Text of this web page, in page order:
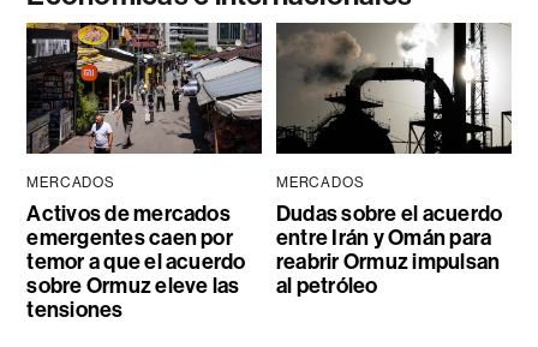
MERCADOS
Activos de mercados
emergentes caen por
temor a que el acuerdo
sobre Ormuz eleve las
tensiones
MERCADOS
Dudas sobre el acuerdo
entre Irán y Omán para
reabrir Ormuz impulsan
al petróleo